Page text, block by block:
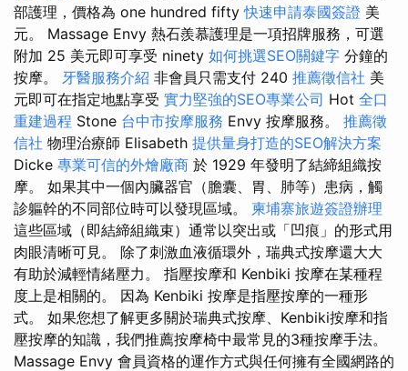
部護理，價格為 one hundred fifty快速申請泰國簽證 美
元。 Massage Envy 熱石羨慕護理是一項招牌服務，可選
附加 25 美元即可享受 ninety 如何挑選SEO關鍵字 分鐘的
按摩。 牙醫服務介紹 非會員只需支付 240 推薦徵信社 美
元即可在指定地點享受 實力堅強的SEO專業公司 Hot 全口
重建過程 Stone 台中市按摩服務 Envy 按摩服務。 推薦徵
信社 物理治療師 Elisabeth 提供量身打造的SEO解決方案
Dicke 專業可信的外燴廠商 於 1929 年發明了結締組織按
摩。 如果其中一個內臟器官（膽囊、胃、肺等）患病，觸
診軀幹的不同部位時可以發現區域。 柬埔寨旅遊簽證辦理
這些區域（即結締組織束）通常以突出或「凹痕」的形式用
肉眼清晰可見。 除了刺激血液循環外，瑞典式按摩還大大
有助於減輕情緒壓力。 指壓按摩和 Kenbiki 按摩在某種程
度上是相關的。 因為 Kenbiki 按摩是指壓按摩的一種形
式。 如果您想了解更多關於瑞典式按摩、Kenbiki按摩和指
壓按摩的知識，我們推薦按摩椅中最常見的3種按摩手法。
Massage Envy 會員資格的運作方式與任何擁有全國網路的